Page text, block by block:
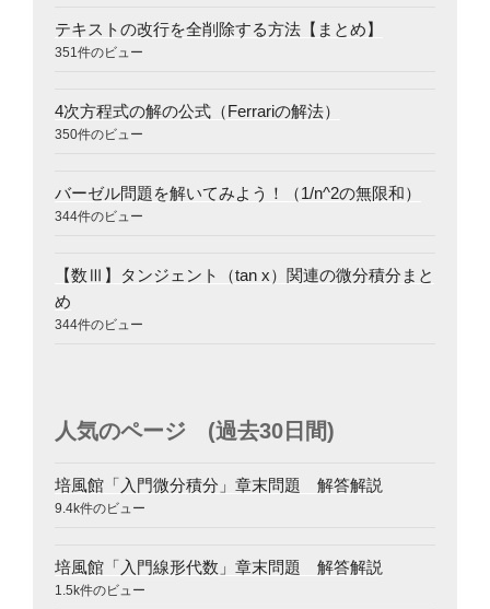
テキストの改行を全削除する方法【まとめ】
351件のビュー
4次方程式の解の公式（Ferrariの解法）
350件のビュー
バーゼル問題を解いてみよう！（1/n^2の無限和）
344件のビュー
【数Ⅲ】タンジェント（tan x）関連の微分積分まと
め
344件のビュー
人気のページ (過去30日間)
培風館「入門微分積分」章末問題 解答解説
9.4k件のビュー
培風館「入門線形代数」章末問題 解答解説
1.5k件のビュー